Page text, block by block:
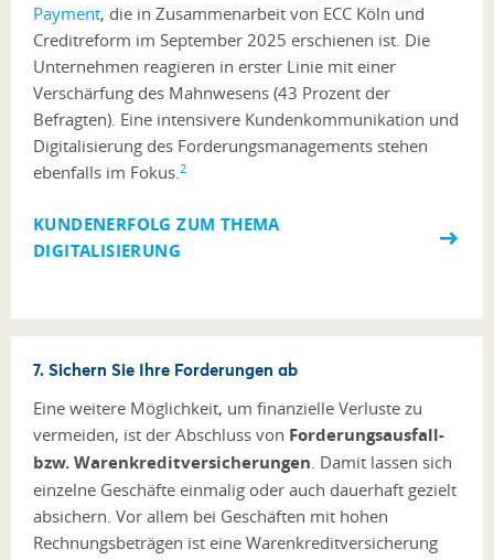
Payment, die in Zusammenarbeit von ECC Köln und
Creditreform im September 2025 erschienen ist. Die
Unternehmen reagieren in erster Linie mit einer
Verschärfung des Mahnwesens (43 Prozent der
Befragten). Eine intensivere Kundenkommunikation und
Digitalisierung des Forderungsmanagements stehen
ebenfalls im Fokus.2
KUNDENERFOLG ZUM THEMA
DIGITALISIERUNG
7. Sichern Sie Ihre Forderungen ab
Eine weitere Möglichkeit, um finanzielle Verluste zu
vermeiden, ist der Abschluss von Forderungsausfall-
bzw. Warenkreditversicherungen. Damit lassen sich
einzelne Geschäfte einmalig oder auch dauerhaft gezielt
absichern. Vor allem bei Geschäften mit hohen
Rechnungsbeträgen ist eine Warenkreditversicherung